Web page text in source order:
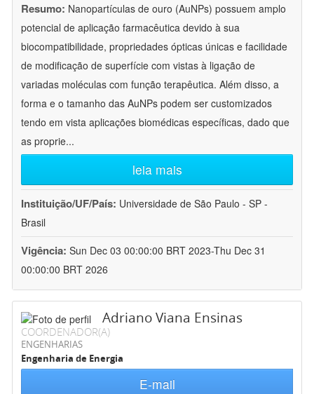
Resumo: Nanopartículas de ouro (AuNPs) possuem amplo
potencial de aplicação farmacêutica devido à sua
biocompatibilidade, propriedades ópticas únicas e facilidade
de modificação de superfície com vistas à ligação de
variadas moléculas com função terapêutica. Além disso, a
forma e o tamanho das AuNPs podem ser customizados
tendo em vista aplicações biomédicas específicas, dado que
as proprie...
leia mais
Instituição/UF/País: Universidade de São Paulo - SP -
Brasil
Vigência: Sun Dec 03 00:00:00 BRT 2023-Thu Dec 31
00:00:00 BRT 2026
Adriano Viana Ensinas
COORDENADOR(A)
ENGENHARIAS
Engenharia de Energia
E-mail